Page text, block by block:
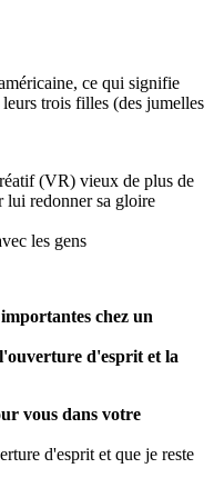
ce qui signifie
trois filles (des jumelles
(VR) vieux de plus de
lui redonner sa gloire
les gens
chez un
d'esprit et la
vous dans votre
d'esprit et que je reste